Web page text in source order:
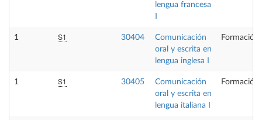
lengua francesa
1 S1 30404
Comunicación
oral y escrita en
lengua inglesa I
Formación
1 S1 30405
Comunicación
oral y escrita en
lengua italiana I
Formación